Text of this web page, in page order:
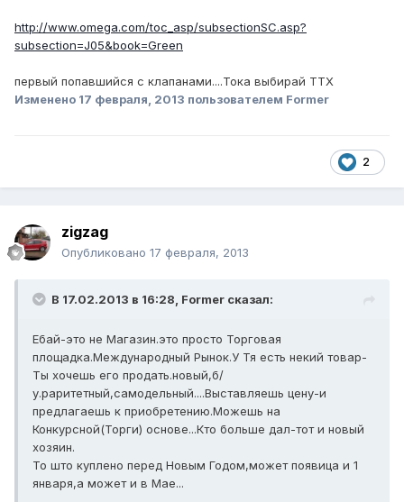
http://www.omega.com/toc_asp/subsectionSC.asp?
subsection=J05&book=Green
первый попавшийся с клапанами....Тока выбирай ТТХ
Изменено 17 февраля, 2013 пользователем Former
2
zigzag
Опубликовано 17 февраля, 2013
В 17.02.2013 в 16:28, Former сказал:
Ебай-это не Магазин.это просто Торговая
площадка.Международный Рынок.У Тя есть некий товар-
Ты хочешь его продать.новый,б/
у.раритетный,самодельный....Выставляешь цену-и
предлагаешь к приобретению.Можешь на
Конкурсной(Торги) основе...Кто больше дал-тот и новый
хозяин.
То што куплено перед Новым Годом,может появица и 1
января,а может и в Мае...